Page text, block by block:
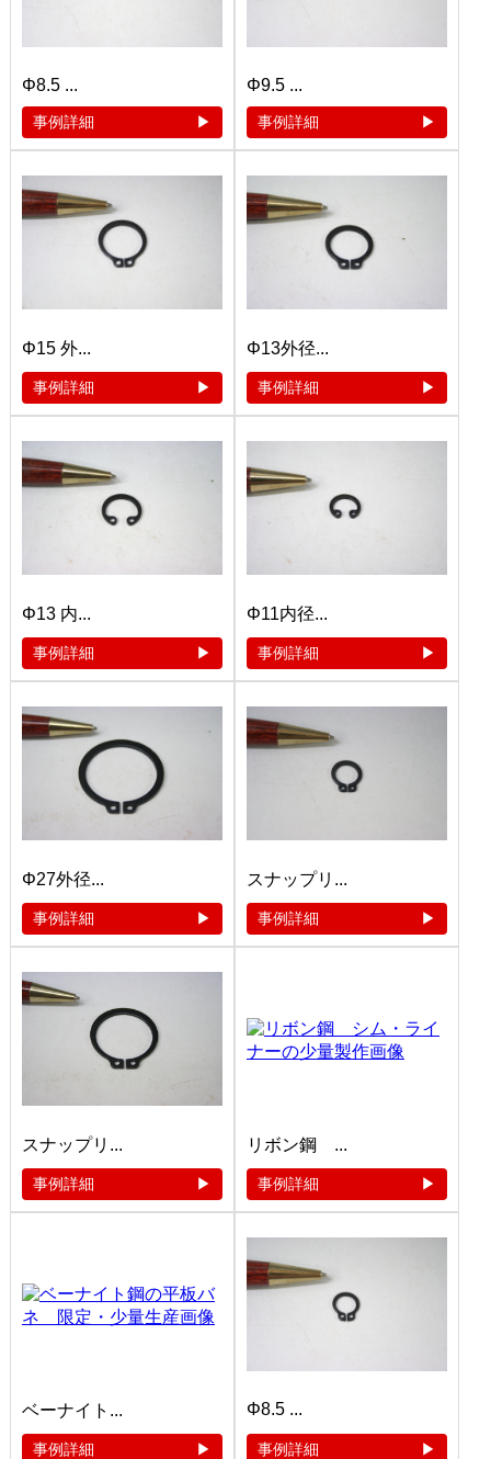
Φ8.5 ...
事例詳細
Φ9.5 ...
事例詳細
Φ15 外...
事例詳細
Φ13外径...
事例詳細
Φ13 内...
事例詳細
Φ11内径...
事例詳細
Φ27外径...
事例詳細
スナップリ...
事例詳細
スナップリ...
事例詳細
リボン鋼 ...
事例詳細
ベーナイト...
事例詳細
Φ8.5 ...
事例詳細